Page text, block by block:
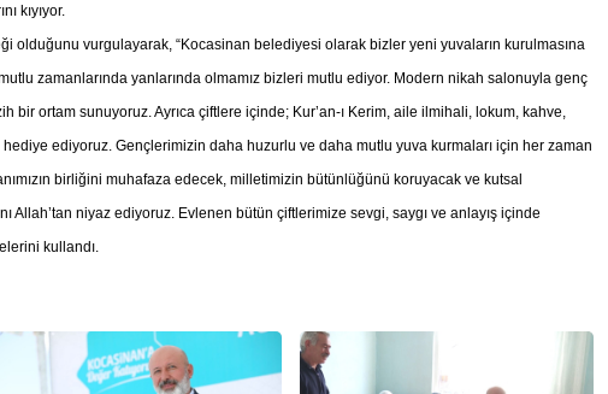
kıyıyor.
olduğunu vurgulayarak, “Kocasinan belediyesi olarak bizler yeni yuvaların kurulmasına
zamanlarında yanlarında olmamız bizleri mutlu ediyor. Modern nikah salonuyla genç
bir ortam sunuyoruz. Ayrıca çiftlere içinde; Kur’an-ı Kerim, aile ilmihali, lokum, kahve,
hediye ediyoruz. Gençlerimizin daha huzurlu ve daha mutlu yuva kurmaları için her zaman
birliğini muhafaza edecek, milletimizin bütünlüğünü koruyacak ve kutsal
Allah’tan niyaz ediyoruz. Evlenen bütün çiftlerimize sevgi, saygı ve anlayış içinde
kullandı.
ilanı Kocasinan Belediyesi
EĞİTİM
Kültürel Mirasın Genç Nesillere